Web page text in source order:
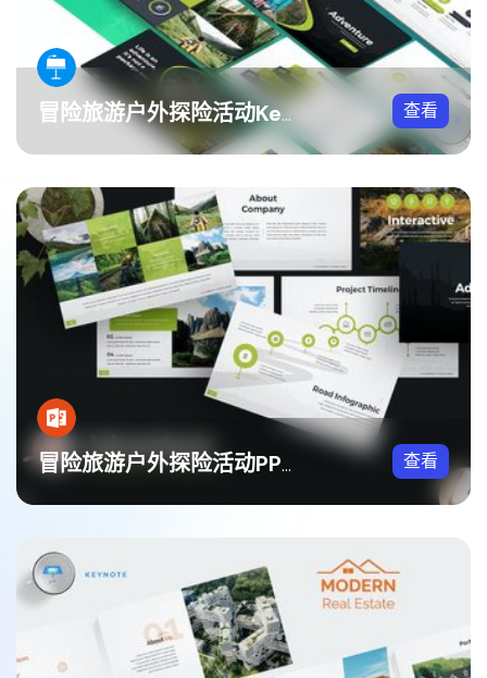
冒险旅游户外探险活动Keynote模板 查看
冒险旅游户外探险活动PPT模板 查看